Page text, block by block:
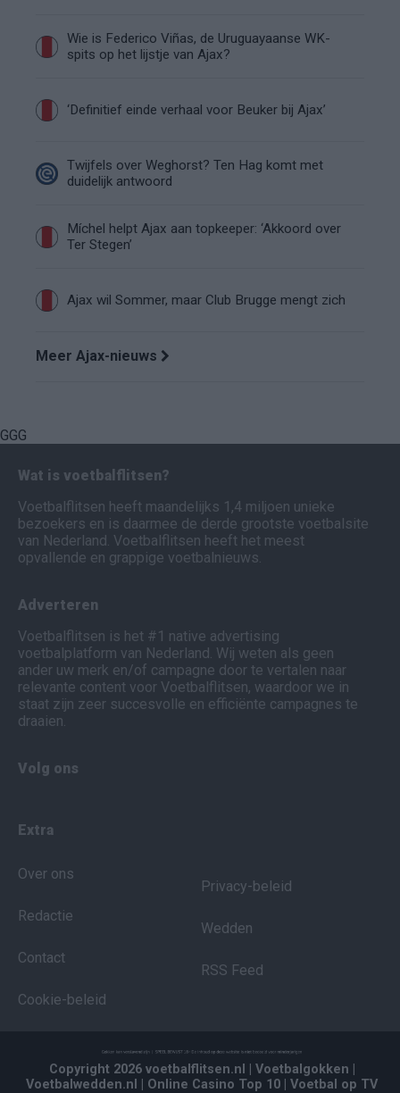
Wie is Federico Viñas, de Uruguayaanse WK-
spits op het lijstje van Ajax?
‘Definitief einde verhaal voor Beuker bij Ajax’
Twijfels over Weghorst? Ten Hag komt met
duidelijk antwoord
Míchel helpt Ajax aan topkeeper: ‘Akkoord over
Ter Stegen’
Ajax wil Sommer, maar Club Brugge mengt zich
Meer Ajax-nieuws
GGG
Wat is voetbalflitsen?
Voetbalflitsen heeft maandelijks 1,4 miljoen unieke
bezoekers en is daarmee de derde grootste voetbalsite
van Nederland. Voetbalflitsen heeft het meest
opvallende en grappige voetbalnieuws.
Adverteren
Voetbalflitsen is het #1 native advertising
voetbalplatform van Nederland. Wij weten als geen
ander uw merk en/of campagne door te vertalen naar
relevante content voor Voetbalflitsen, waardoor we in
staat zijn zeer succesvolle en efficiënte campagnes te
draaien.
Volg ons
Extra
Over ons
Redactie
Contact
Cookie-beleid
Privacy-beleid
Wedden
RSS Feed
Copyright 2026 voetbalflitsen.nl | Voetbalgokken
Voetbalwedden.nl
| Online Casino Top 10 | Voetbal op TV